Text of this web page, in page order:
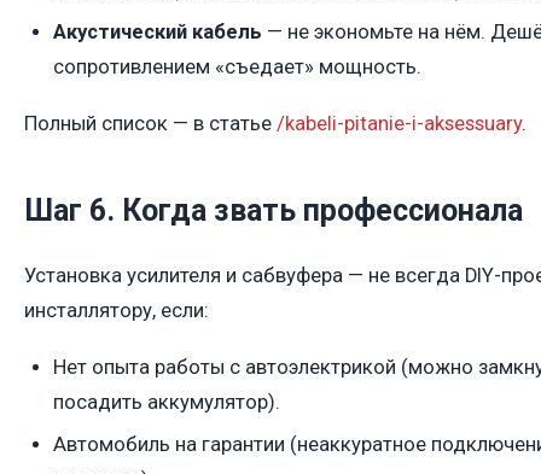
Акустический кабель — не экономьте на нём.
сопротивлением «съедает» мощность.
Полный список — в статье /kabeli-pitanie-i-aksessuary.
Шаг 6. Когда звать профессионала
Установка усилителя и сабвуфера — не всегда DIY-
инсталлятору, если:
Нет опыта работы с автоэлектрикой (можно
посадить аккумулятор).
Автомобиль на гарантии (неаккуратное